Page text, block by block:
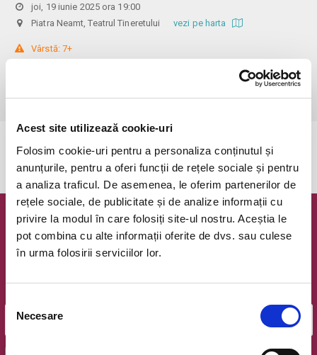
Acest site utilizează cookie-uri
Folosim cookie-uri pentru a personaliza conținutul și
anunțurile, pentru a oferi funcții de rețele sociale și pentru
a analiza traficul. De asemenea, le oferim partenerilor de
rețele sociale, de publicitate și de analize informații cu
privire la modul în care folosiți site-ul nostru. Aceștia le
pot combina cu alte informații oferite de dvs. sau culese
în urma folosirii serviciilor lor.
consimțământului
Necesare
joi, 19 iunie 2025 ora 19:00
Piatra Neamt, Teatrul Tineretuluivezi pe harta
Vârstă: 7+
Informații: 0752149735
Evenimentul a expirat.
Newsletter @ Bilete.ro
Oferte exclusive si o editie saptamanala cu cele mai noi